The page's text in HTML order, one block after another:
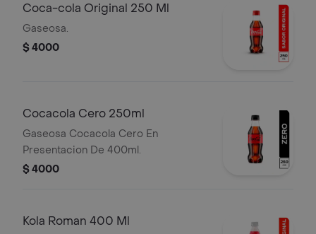
Coca-cola Original 250 Ml
Gaseosa.
$ 4000
Cocacola Cero 250ml
Gaseosa Cocacola Cero En
Presentacion De 400ml.
$ 4000
Kola Roman 400 Ml